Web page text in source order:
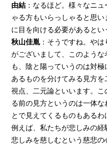
由結 ：なるほど。様々なニ
ゃる方もいらっしゃると思
に目を向ける必要があるとい
秋山佳胤：そうですね。や
がございまして、このよう
も、陰と陽っていうのは対
あるものを分けてみる見方
視点、二元論といいます。
る前の見方というのは一体
とで見えてくるものもあるわ
例えば、私たちが悲しみの
悲しみを慈しむという慈悲の